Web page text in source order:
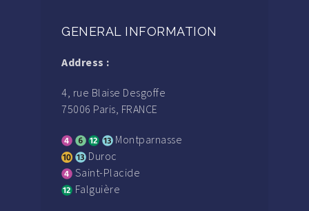
GENERAL INFORMATION
Address :
4, rue Blaise Desgoffe
75006 Paris, FRANCE
Montparnasse
Duroc
Saint-Placide
Falguière